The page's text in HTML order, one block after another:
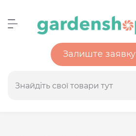
Залиште заявку